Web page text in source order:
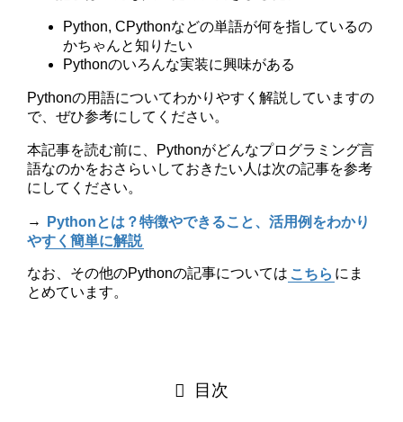
Python, CPythonなどの単語が何を指しているの
かちゃんと知りたい
Pythonのいろんな実装に興味がある
Pythonの用語についてわかりやすく解説していますの
で、ぜひ参考にしてください。
本記事を読む前に、Pythonがどんなプログラミング言
語なのかをおさらいしておきたい人は次の記事を参考
にしてください。
→ Pythonとは？特徴やできること、活用例をわかり
やすく簡単に解説
なお、その他のPythonの記事については こちら にま
とめています。
目次